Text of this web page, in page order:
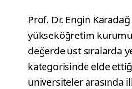
Prof. Dr. Engin
yükseköğretim
değerde üst sıralarda
kategorisinde elde ettiği
üniversiteler arasında